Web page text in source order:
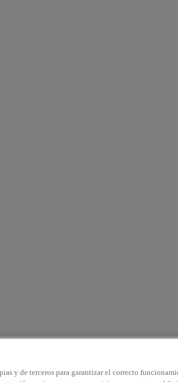
y de terceros para garantizar el correcto